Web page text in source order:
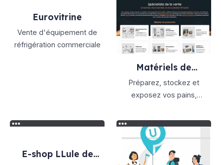
agréable
Eurovitrine
Vente d'équipement de
réfrigération commerciale
Matériels de
boulangerie
Préparez, stockez et
exposez vos pains,
avec le meilleur matériel
professionnel de
boulangerie pâtisserie.
E-shop LLule de